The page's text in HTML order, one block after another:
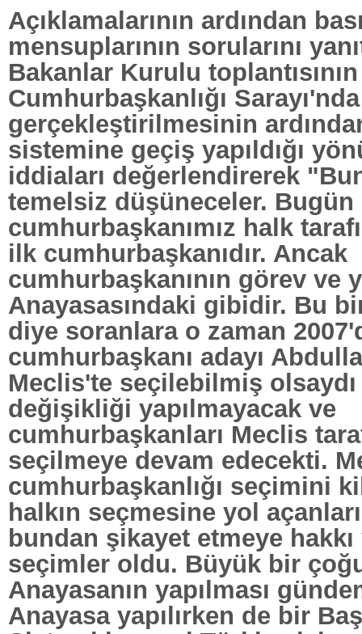
Açıklamalarının ardından
mensuplarının sorularını
Bakanlar Kurulu toplantısının
Cumhurbaşkanlığı Sarayı'nda
gerçekleştirilmesinin
sistemine geçiş yapıldığı
iddiaları değerlendirerek
temelsiz düşüneceler. Bugün
cumhurbaşkanımız halk
ilk cumhurbaşkanıdır. Ancak
cumhurbaşkanının görev ve
Anayasasındaki gibidir. Bu
diye soranlara o zaman
cumhurbaşkanı adayı
Meclis'te seçilebilmiş olsaydı
değişikliği yapılmayacak ve
cumhurbaşkanları Meclis
seçilmeye devam edecekti.
cumhurbaşkanlığı seçimini
halkın seçmesine yol
bundan şikayet etmeye
seçimler oldu. Büyük bir
Anayasanın yapılması
Anayasa yapılırken de bir